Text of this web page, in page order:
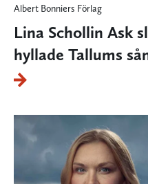
Albert Bonniers Förlag
Lina Schollin Ask
hyllade Tallums